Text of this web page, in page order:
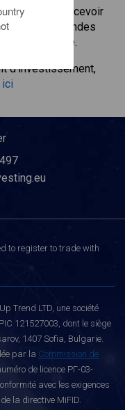
Coinbase
. Recevoir
des dividendes
elle-même.
d'investissement,
to register to trade with
Trend LTD, une société
121527003, dont le siège
1407 Sofia, Bulgarie.
par la Commission de
de licence РГ-03-
avec les exigences
la directive MiFID.